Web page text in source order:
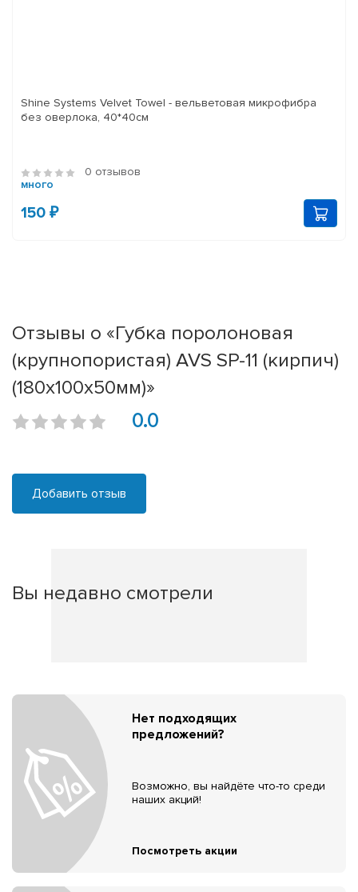
Shine Systems Velvet Towel - вельветовая микрофибра
без оверлока, 40*40см
0 отзывов
много
150 ₽
Отзывы о «Губка поролоновая
(крупнопористая) AVS SP-11 (кирпич)
(180x100x50мм)»
0.0
Добавить отзыв
Вы недавно смотрели
Нет подходящих
предложений?
Возможно, вы найдёте что-то среди
наших акций!
Посмотреть акции